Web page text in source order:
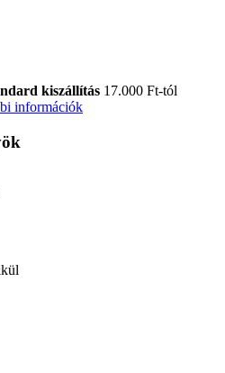
kiszállítás 17.000 Ft-tól
információk